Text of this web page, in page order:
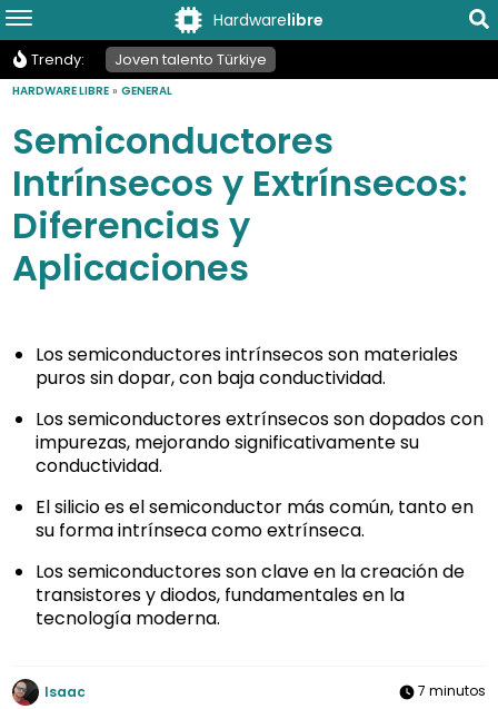
Hardwarelibre
Trendy: Joven talento Türkiye
HARDWARE LIBRE »GENERAL
Semiconductores
Intrínsecos y Extrínsecos:
Diferencias y
Aplicaciones
Los semiconductores intrínsecos son materiales
puros sin dopar, con baja conductividad.
Los semiconductores extrínsecos son dopados con
impurezas, mejorando significativamente su
conductividad.
El silicio es el semiconductor más común, tanto en
su forma intrínseca como extrínseca.
Los semiconductores son clave en la creación de
transistores y diodos, fundamentales en la
tecnología moderna.
Isaac 7 minutos